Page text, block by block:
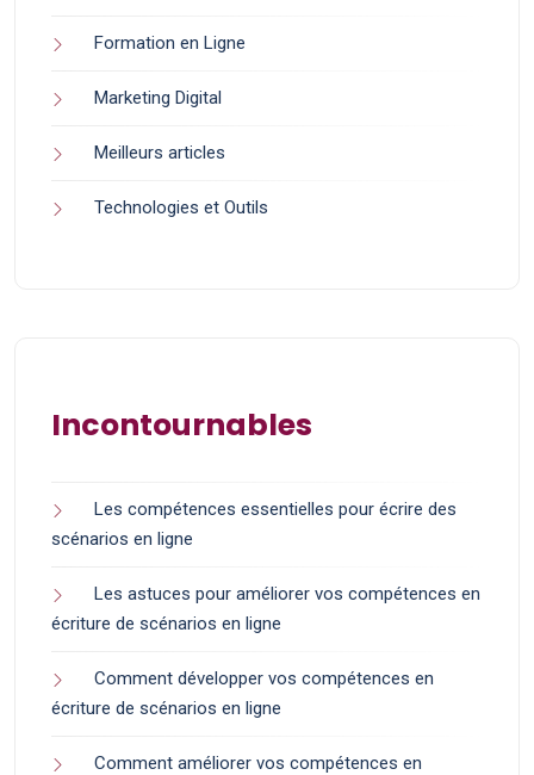
Formation en Ligne
Marketing Digital
Meilleurs articles
Technologies et Outils
Incontournables
Les compétences essentielles pour écrire des
scénarios en ligne
Les astuces pour améliorer vos compétences en
écriture de scénarios en ligne
Comment développer vos compétences en
écriture de scénarios en ligne
Comment améliorer vos compétences en